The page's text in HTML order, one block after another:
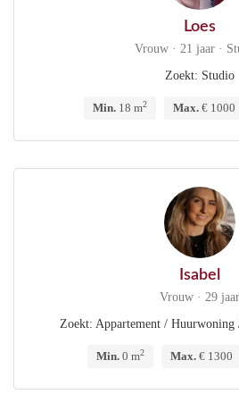
Loes
Vrouw · 21 jaar ·
Zoekt: Studio
Min. 18 m2 Max. € 1000
Isabel
Vrouw · 29 jaar
Zoekt: Appartement / Huurwoning
Min.0 m2 Max.€ 1300